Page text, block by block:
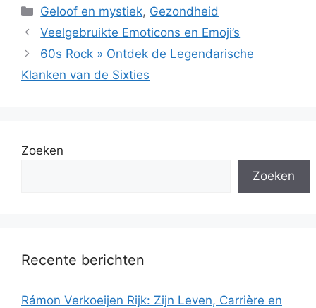
Categorieën
Geloof en mystiek, Gezondheid
Veelgebruikte Emoticons en Emoji’s
60s Rock » Ontdek de Legendarische
Klanken van de Sixties
Zoeken
Zoeken
Recente berichten
Rámon Verkoeijen Rijk: Zijn Leven, Carrière en